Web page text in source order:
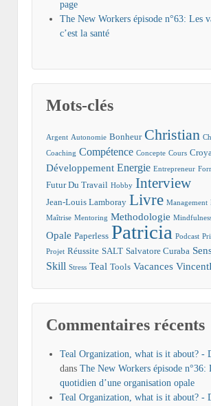
page
The New Workers épisode n°63: Les
c’est la santé
Mots-clés
Argent Autonomie Bonheur Christian
Coaching Compétence Concepte Cours
Développement Energie Entrepreneur
Futur Du Travail Hobby Interview
Jean-Louis Lamboray Livre Management
Maîtrise Mentoring Methodologie
Opale Paperless Patricia Podcast
Projet Réussite SALT Salvatore Curaba
Skill Stress Teal Tools Vacances
Commentaires récents
Teal Organization, what is it about? -
dans The New Workers épisode n°36:
quotidien d’une organisation opale
Teal Organization, what is it about? -